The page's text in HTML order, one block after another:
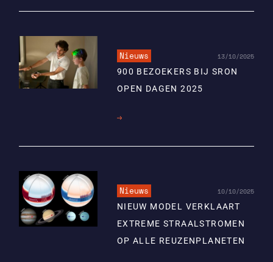
Nieuws 13/10/2025
900 BEZOEKERS BIJ SRON
OPEN DAGEN 2025
Lees
Nieuws 10/10/2025
NIEUW MODEL VERKLAART
EXTREME STRAALSTROMEN
OP ALLE REUZENPLANETEN